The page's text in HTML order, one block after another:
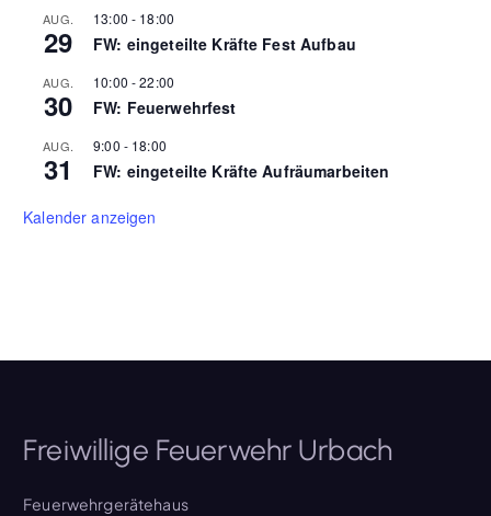
AUG.
29
13:00 - 18:00
FW: eingeteilte Kräfte Fest Aufbau
AUG.
30
10:00 -22:00
FW: Feuerwehrfest
AUG.
31
9:00 - 18:00
FW: eingeteilte Kräfte Aufräumarbeiten
Kalender anzeigen
Freiwillige Feuerwehr Urbach
Feuerwehrgerätehaus